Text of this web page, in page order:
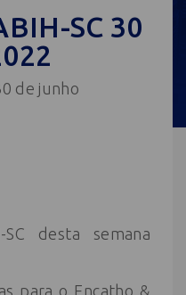
SC 30
SC desta semana
para o Encatho &